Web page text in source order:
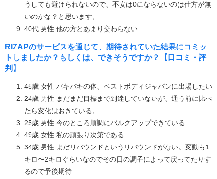
うしても避けられないので、不安は0にならないのは仕方が無
いのかな？と思います。
40代 男性 他の方とあまり交わらない
RIZAPのサービスを通じて、期待されていた結果にコミッ
トしましたか？もしくは、できそうですか？【口コミ・評
判】
45歳 女性 バキバキの体、ベストボディジャパンに出場したい
24歳 男性 まだまだ目標まで到達していないが、通う前に比べ
たら変化はおきている。
25歳 男性 今のところ順調にバルクアップできている
49歳 女性 私の頑張り次第である
34歳 男性 まだリバウンドというリバウンドがない。変動も1
キロ〜2キロぐらいなのでその日の調子によって戻ってたりす
るので予後期待